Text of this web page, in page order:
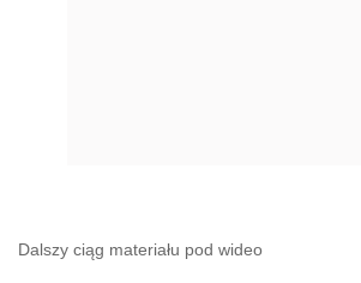
Dalszy ciąg materiału pod wideo